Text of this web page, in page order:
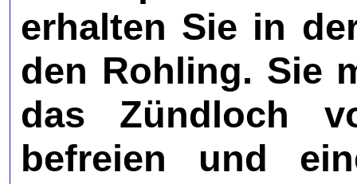
erhalten Sie in
den Rohling. Sie
das Zündloch
befreien und